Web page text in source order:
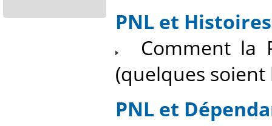
PNL et
Comment la
(quelques
PNL et